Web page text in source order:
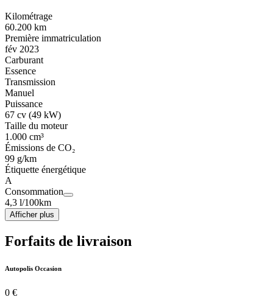
Kilométrage
60.200 km
Première immatriculation
fév 2023
Carburant
Essence
Transmission
Manuel
Puissance
67 cv (49 kW)
Taille du moteur
1.000 cm³
Émissions de CO₂
99 g/km
Étiquette énergétique
A
Consommation
4,3 l/100km
Afficher plus
Forfaits de livraison
Autopolis Occasion
0 €